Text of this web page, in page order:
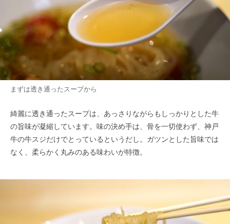
まずは透き通ったスープから
綺麗に透き通ったスープは、あっさりながらもしっかりとした牛
の旨味が凝縮しています。味の決め手は、骨を一切使わず、神戸
牛の牛スジだけでとっているというだし。ガツンとした旨味では
なく、柔らかく丸みのある味わいが特徴。